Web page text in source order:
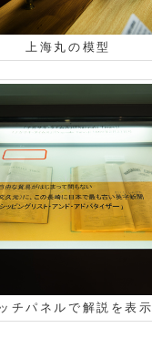
上海丸の模型
チパネルで解説を表示